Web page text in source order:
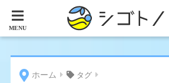
ホーム タグ